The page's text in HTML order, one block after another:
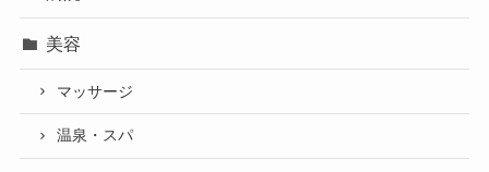
美容
マッサージ
温泉・スパ